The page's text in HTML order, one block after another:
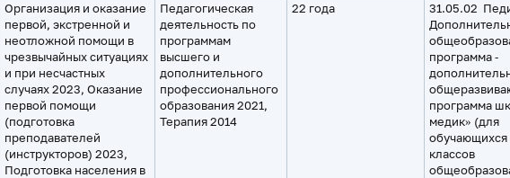
Организация и оказание
первой, экстренной и
неотложной помощи в
чрезвычайных ситуациях
и при несчастных
случаях 2023, Оказание
первой помощи
(подготовка
преподавателей
(инструкторов) 2023,
Подготовка населения в
Педагогическая
деятельность по
программам
высшего и
дополнительного
профессионального
образования 2021,
Терапия 2014
22 года
31.05.02
программа ‑
программа
медик» (для
обучающихся
классов